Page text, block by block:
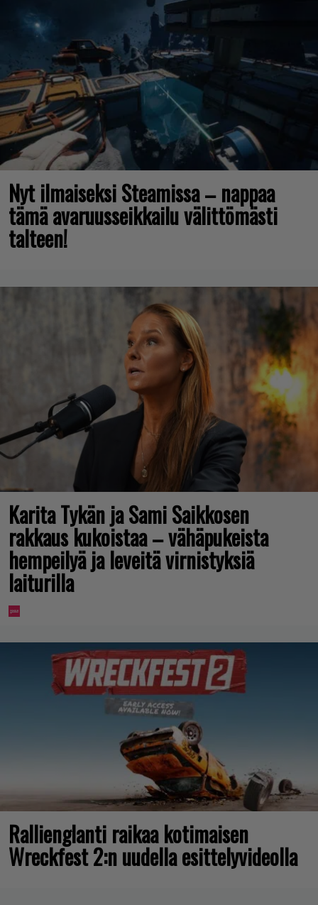
Nyt ilmaiseksi Steamissa – nappaa
tämä avaruusseikkailu välittömästi
talteen!
Karita Tykän ja Sami Saikkosen
rakkaus kukoistaa – vähäpukeista
hempeilyä ja leveitä virnistyksiä
laiturilla
Rallienglanti raikaa kotimaisen
Wreckfest 2:n uudella esittelyvideolla